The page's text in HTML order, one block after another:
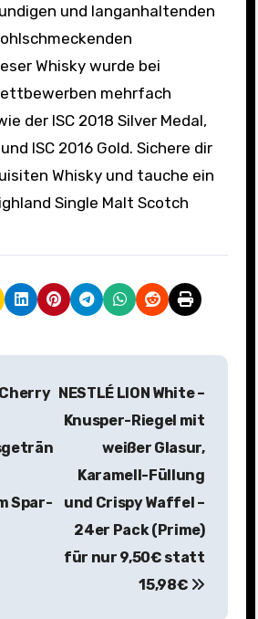
und langanhaltenden
Whisky wurde bei
mehrfach
der ISC 2018 Silver Medal,
ISC 2016 Gold. Sichere dir
Whisky und tauche ein
Single Malt Scotch
Spar-
NESTLÉ LION White –
Knusper-Riegel mit
weißer Glasur,
Karamell-Füllung
und Crispy Waffel –
24er Pack (Prime)
für nur 9,50€ statt
15,98€